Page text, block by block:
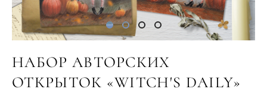
НАБОР АВТОРСКИХ
ОТКРЫТОК «WITCH'S DAILY»